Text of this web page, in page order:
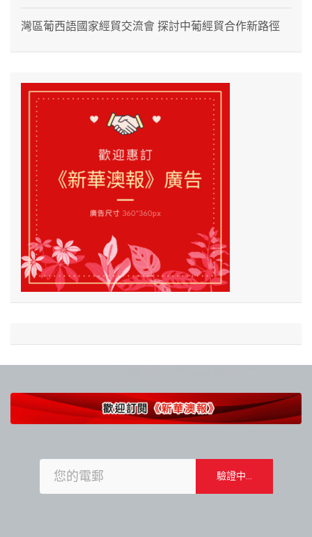
灣區葡西語國家經貿交流會 探討中葡經貿合作新路徑